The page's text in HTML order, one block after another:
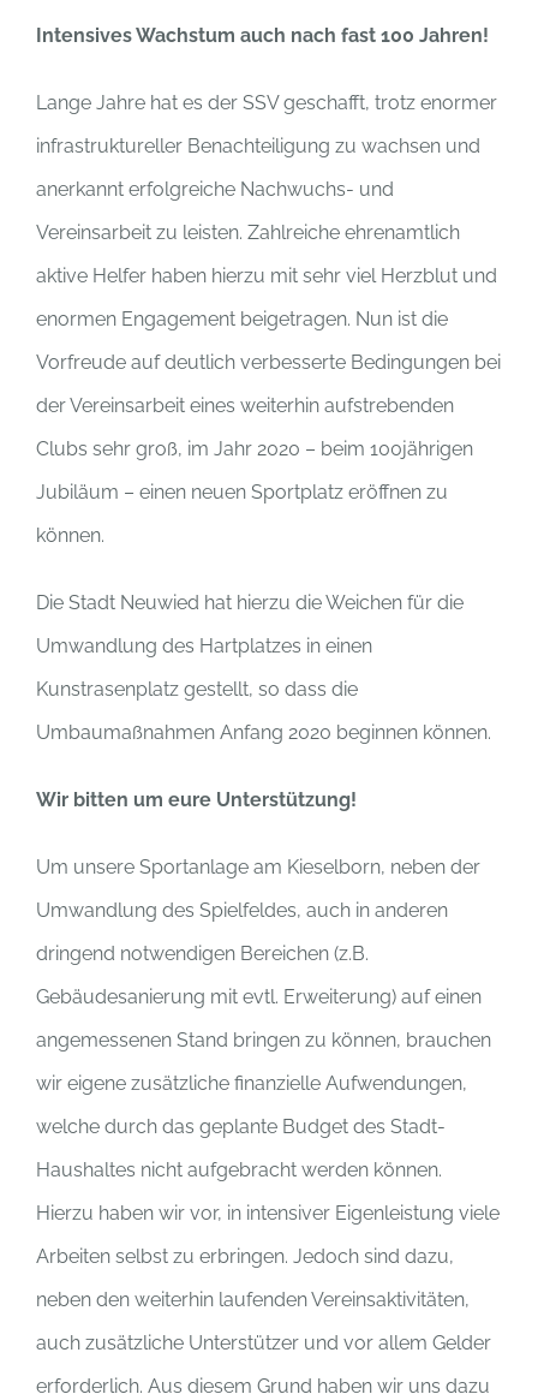
Intensives Wachstum auch nach fast 100 Jahren!
Lange Jahre hat es der SSV geschafft, trotz enormer
infrastruktureller Benachteiligung zu wachsen und
anerkannt erfolgreiche Nachwuchs- und
Vereinsarbeit zu leisten. Zahlreiche ehrenamtlich
aktive Helfer haben hierzu mit sehr viel Herzblut und
enormen Engagement beigetragen. Nun ist die
Vorfreude auf deutlich verbesserte Bedingungen bei
der Vereinsarbeit eines weiterhin aufstrebenden
Clubs sehr groß, im Jahr 2020 – beim 100jährigen
Jubiläum – einen neuen Sportplatz eröffnen zu
können.
Die Stadt Neuwied hat hierzu die Weichen für die
Umwandlung des Hartplatzes in einen
Kunstrasenplatz gestellt, so dass die
Umbaumaßnahmen Anfang 2020 beginnen können.
Wir bitten um eure Unterstützung!
Um unsere Sportanlage am Kieselborn, neben der
Umwandlung des Spielfeldes, auch in anderen
dringend notwendigen Bereichen (z.B.
Gebäudesanierung mit evtl. Erweiterung) auf einen
angemessenen Stand bringen zu können, brauchen
wir eigene zusätzliche finanzielle Aufwendungen,
welche durch das geplante Budget des Stadt-
Haushaltes nicht aufgebracht werden können.
Hierzu haben wir vor, in intensiver Eigenleistung viele
Arbeiten selbst zu erbringen. Jedoch sind dazu,
neben den weiterhin laufenden Vereinsaktivitäten,
auch zusätzliche Unterstützer und vor allem Gelder
erforderlich. Aus diesem Grund haben wir uns dazu